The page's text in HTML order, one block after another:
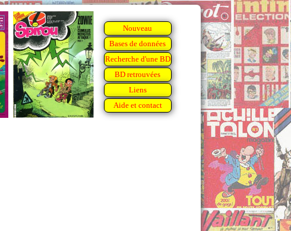
Nouveau
Bases de données
Recherche d'une BD
BD retrouvées
Liens
Aide et contact